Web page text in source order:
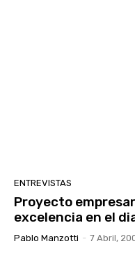
ENTREVISTAS
Proyecto
excelencia en el
Pablo Manzotti - 7 Abril,